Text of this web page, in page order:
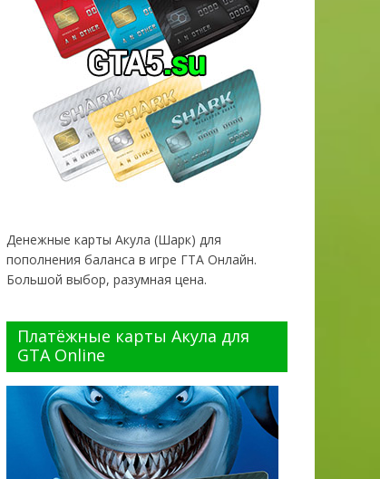
Денежные карты Акула (Шарк) для
пополнения баланса в игре ГТА Онлайн.
Большой выбор, разумная цена.
Платёжные карты Акула для
GTA Online